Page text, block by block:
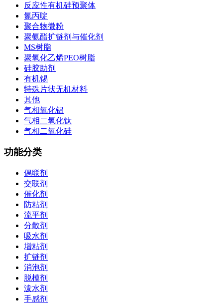
反应性有机硅预聚体
氮丙啶
聚合物微粉
聚氨酯扩链剂与催化剂
MS树脂
聚氧化乙烯PEO树脂
硅胶助剂
有机锡
特殊片状无机材料
其他
气相氧化铝
气相二氧化钛
气相二氧化硅
功能分类
偶联剂
交联剂
催化剂
防粘剂
流平剂
分散剂
吸水剂
增粘剂
扩链剂
消泡剂
脱模剂
泼水剂
手感剂